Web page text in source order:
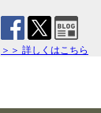
＞＞ 詳しくはこちら